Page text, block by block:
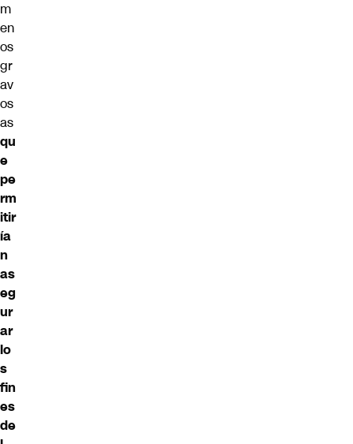
m
en
os
gr
av
os
as
qu
e
pe
rm
itir
ía
n
as
eg
ur
ar
lo
s
fin
es
de